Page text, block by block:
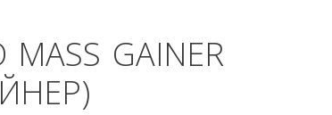
MASS GAINER